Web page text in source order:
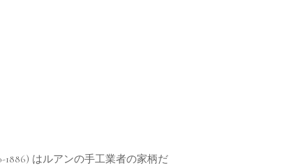
1886) はルアンの手工業者の家柄だ